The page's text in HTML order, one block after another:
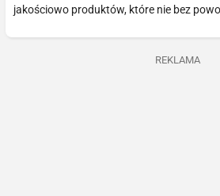
jakościowo produktów, które nie bez
REKLAMA